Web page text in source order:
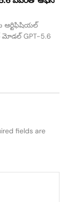
ఆర్టిఫిషియల్
మోడల్ GPT-5.6
fields are